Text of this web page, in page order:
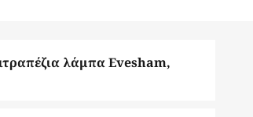
λάμπα Evesham,